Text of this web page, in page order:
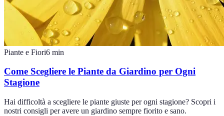
Piante e Fiori6 min
Come Scegliere le Piante da Giardino per Ogni
Stagione
Hai difficoltà a scegliere le piante giuste per ogni stagione? Scopri i
nostri consigli per avere un giardino sempre fiorito e sano.